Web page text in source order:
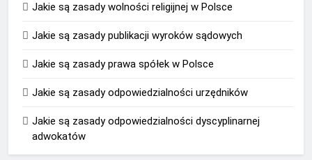
Jakie są zasady wolności religijnej w Polsce
Jakie są zasady publikacji wyroków sądowych
Jakie są zasady prawa spółek w Polsce
Jakie są zasady odpowiedzialności urzędników
Jakie są zasady odpowiedzialności dyscyplinarnej
adwokatów